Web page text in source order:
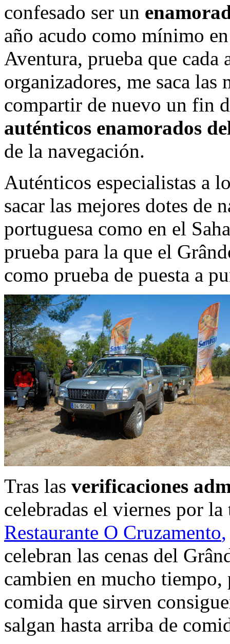
confesado ser un
año acudo como mínimo
Aventura, prueba que cada
organizadores, me saca las
compartir de nuevo un fin
auténticos enamorados
de la navegación.
Auténticos especialistas a
sacar las mejores dotes de
portuguesa como en el
prueba para la que el
como prueba de puesta a
Tras las verificaciones
celebradas el viernes por
Restaurante O Cruzamento,
celebran las cenas del
cambien en mucho
comida que sirven
salgan hasta arriba de